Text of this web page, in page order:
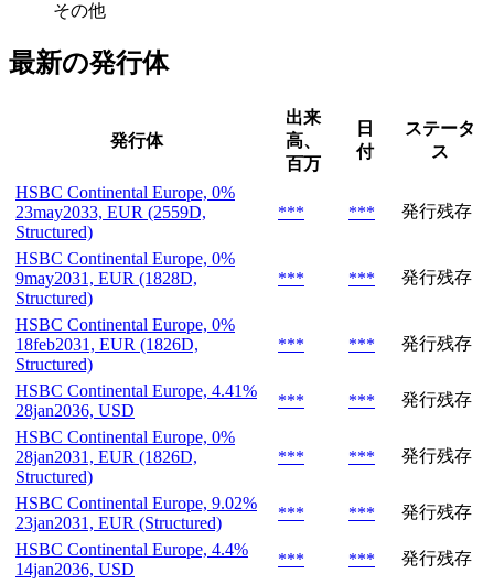
その他
最新の発行体
発行体
出来
高、
百万
日
付
ステータ
ス
HSBC Continental Europe, 0%
23may2033, EUR (2559D,
Structured)
*** *** 発行残存
HSBC Continental Europe, 0%
9may2031, EUR (1828D,
Structured)
*** *** 発行残存
HSBC Continental Europe, 0%
18feb2031, EUR (1826D,
Structured)
*** *** 発行残存
HSBC Continental Europe, 4.41%
28jan2036, USD
*** ***
発行残存
HSBC Continental Europe, 0%
28jan2031, EUR (1826D,
Structured)
*** *** 発行残存
HSBC Continental Europe, 9.02%
23jan2031, EUR (Structured)
*** ***
発行残存
HSBC Continental Europe, 4.4%
14jan2036, USD
*** ***
発行残存